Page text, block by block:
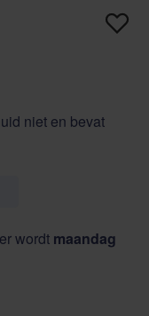
niet en bevat
wordt maandag